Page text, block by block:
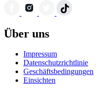
Über uns
Impressum
Datenschutzrichtlinie
Geschäftsbedingungen
Einsichten